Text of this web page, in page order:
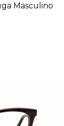
Masculino